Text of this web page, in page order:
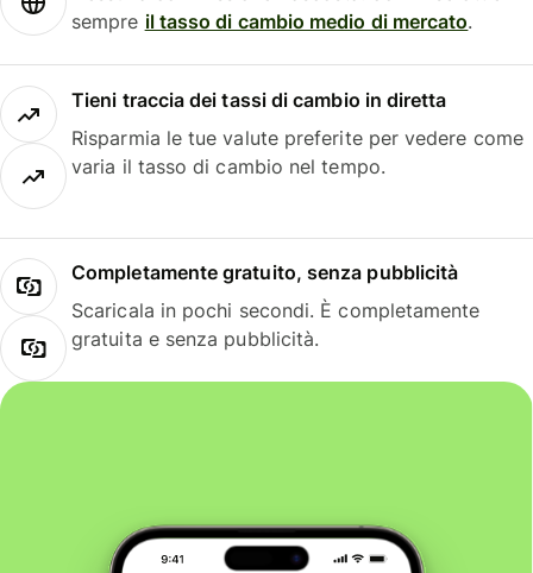
sempre il tasso di cambio medio di mercato.
Tieni traccia dei tassi di cambio in diretta
Risparmia le tue valute preferite per vedere come
varia il tasso di cambio nel tempo.
Completamente gratuito, senza pubblicità
Scaricala in pochi secondi. È completamente
gratuita e senza pubblicità.